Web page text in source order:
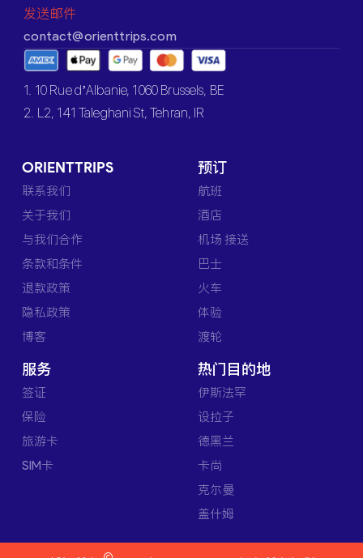
发送邮件
contact@orienttrips.com
1. 10 Rue d’Albanie, 1060 Brussels, BE
2. L2, 141 Taleghani St, Tehran, IR
ORIENTTRIPS
联系我们
关于我们
与我们合作
条款和条件
退款政策
隐私政策
博客
预订
航班
酒店
机场 接送
巴士
火车
体验
渡轮
服务
签证
保险
旅游卡
SIM卡
热门目的地
伊斯法罕
设拉子
德黑兰
卡尚
克尔曼
盖什姆